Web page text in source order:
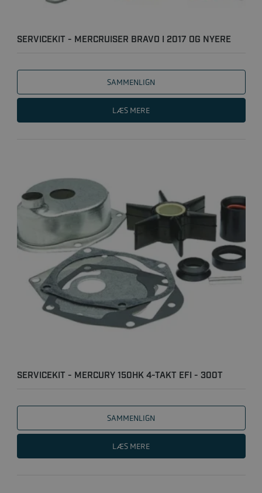
SERVICEKIT - MERCRUISER BRAVO I 2017 OG NYERE
SAMMENLIGN
LÆS MERE
SERVICEKIT - MERCURY 150HK 4-TAKT EFI - 300T
SAMMENLIGN
LÆS MERE